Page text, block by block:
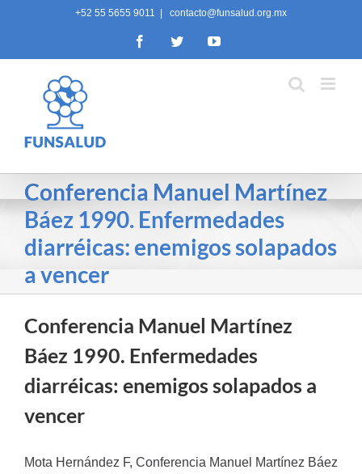
+52 55 5655 9011 contacto@funsalud.org.mx
FacebookTwitterYouTube
Conferencia Manuel Martínez
Báez 1990. Enfermedades
diarréicas: enemigos solapados
a vencer
Conferencia Manuel Martínez
Báez 1990. Enfermedades
diarréicas: enemigos solapados a
vencer
Mota Hernández F, Conferencia Manuel Martínez Báez